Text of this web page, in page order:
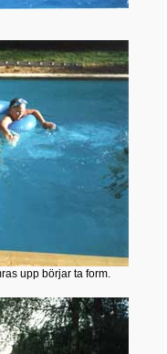
upp börjar ta form.